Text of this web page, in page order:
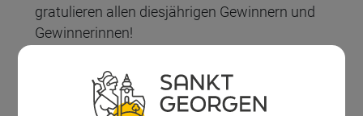
gratulieren allen diesjährigen Gewinnern und
Gewinnerinnen!